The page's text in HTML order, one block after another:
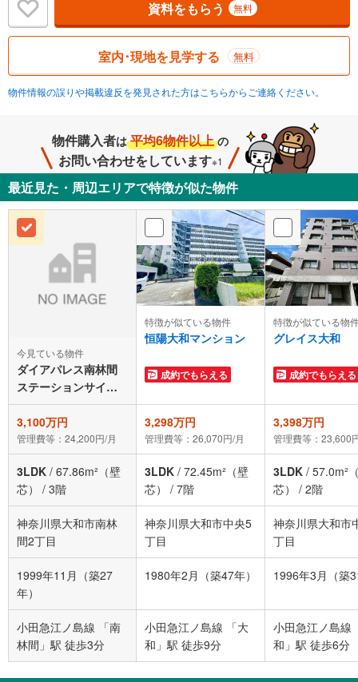
資料をもらう 無料
室内･現地を見学する 無料
物件情報の誤りや掲載違反を発見された方はこちらからご連絡ください。
物件購入者は 平均6物件以上 の
お問い合わせをしています※1
最近見た・周辺エリアで特徴が似た物件
今見ている物件
ダイアパレス南林間
ステーションサイド
テ1パ 3階
特徴が似ている物件
恒陽大和マンション
成約でもらえる
特徴が似ている物
グレイス大和
成約でもらえる
3,100万円
管理費等：24,200円/月
3,298万円
管理費等：26,070円/月
3,398万円
管理費等：23,600
3LDK / 67.86m²（壁
芯）
/ 3階
3LDK / 72.45m²（壁
芯）
/ 7階
3LDK / 57.0m²
芯）
/ 2階
神奈川県大和市南林
間2丁目
神奈川県大和市中央5
丁目
神奈川県大和市
丁目
1999年11月（築27
年）
1980年2月（築47年） 1996年3月（築
小田急江ノ島線 「南
林間」駅 徒歩3分
小田急江ノ島線 「大
和」駅 徒歩9分
小田急江ノ島線
和」駅 徒歩6分